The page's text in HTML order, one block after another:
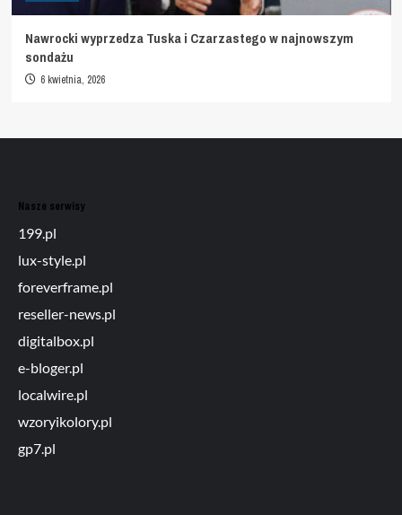
Nawrocki wyprzedza Tuska i Czarzastego w najnowszym
sondażu
6 kwietnia, 2026
Nasze serwisy
199.pl
lux-style.pl
foreverframe.pl
reseller-news.pl
digitalbox.pl
e-bloger.pl
localwire.pl
wzoryikolory.pl
gp7.pl